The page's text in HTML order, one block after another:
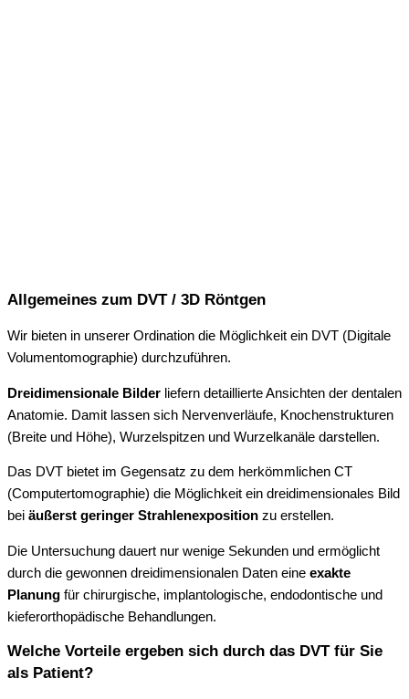
Allgemeines zum DVT / 3D Röntgen
Wir bieten in unserer Ordination die Möglichkeit ein DVT (Digitale
Volumentomographie) durchzuführen.
Dreidimensionale Bilder liefern detaillierte Ansichten der dentalen
Anatomie. Damit lassen sich Nervenverläufe, Knochenstrukturen
(Breite und Höhe), Wurzelspitzen und Wurzelkanäle darstellen.
Das DVT bietet im Gegensatz zu dem herkömmlichen CT
(Computertomographie) die Möglichkeit ein dreidimensionales Bild
bei äußerst geringer Strahlenexposition zu erstellen.
Die Untersuchung dauert nur wenige Sekunden und ermöglicht
durch die gewonnen dreidimensionalen Daten eine exakte
Planung für chirurgische, implantologische, endodontische und
kieferorthopädische Behandlungen.
Welche Vorteile ergeben sich durch das DVT für Sie
als Patient?